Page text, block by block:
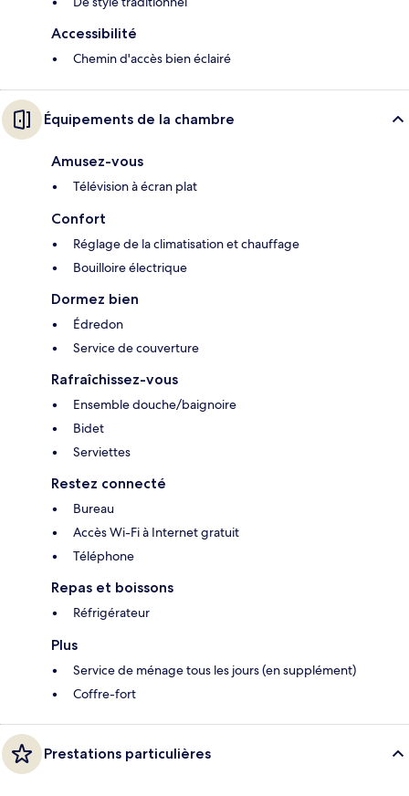
Accessibilité
Chemin d'accès bien éclairé
Équipements de la chambre
Amusez-vous
Télévision à écran plat
Confort
Réglage de la climatisation et chauffage
Bouilloire électrique
Dormez bien
Édredon
Service de couverture
Rafraîchissez-vous
Ensemble douche/baignoire
Bidet
Serviettes
Restez connecté
Bureau
Accès Wi-Fi à Internet gratuit
Téléphone
Repas et boissons
Réfrigérateur
Plus
Service de ménage tous les jours (en supplément)
Coffre-fort
Prestations particulières